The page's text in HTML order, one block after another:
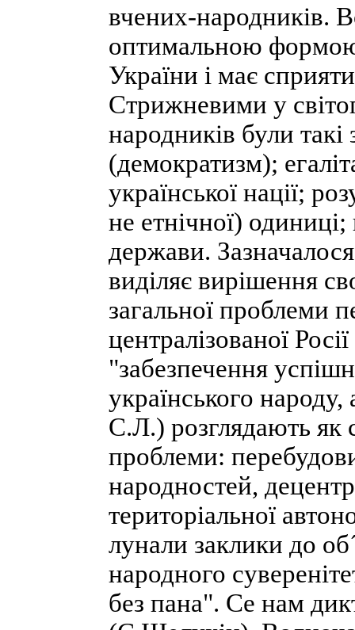
вчених-народників.
оптимальною
України і має
Стрижневими у
народників були
(демократизм);
української нації;
не етнічної)
держави.
виділяє вирішення
загальної проблеми
централізованої
"забезпечення
українського
С.Л.) розглядають як
проблеми:
народностей,
територіальної
лунали заклики до
народного
без пана". Се нам